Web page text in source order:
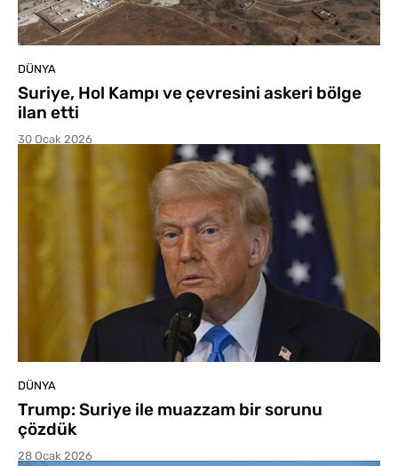
DÜNYA
Suriye, Hol Kampı ve çevresini askeri bölge
ilan etti
30 Ocak 2026
DÜNYA
Trump: Suriye ile muazzam bir sorunu
çözdük
28 Ocak 2026